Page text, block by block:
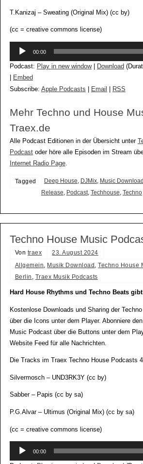
T.Kanizaj – Sweating (Original Mix) (cc by)
(cc = creative commons license)
Audio-
00:00
Podcast: Play in new window| Download
Embed
Subscribe: Apple Podcasts Email RSS
Mehr Techno und House
Traex.de
Alle Podcast Editionen in der Übersicht unter
Podcastoder höre alle Episoden im Stream
Internet Radio Page.
Tagged Deep House, DJMix, Music Download
Release, Podcast, Techhouse, Techno
Techno House Music
Von traex
23. August 2024
Allgemein, Musik Download ,Techno House
Berlin , Traex Musik Podcasts
Hard House Rhythms und Techno Beats
Kostenlose Downloads und Sharing der
über die Icons unter dem Player. Abonniere
Music Podcast über die Buttons unter dem
Website Feed für alle Nachrichten.
Die Tracks im Traex Techno House Podcasts
Silvermosch – UND3RK3Y (cc by)
Sabber – Papis (cc by sa)
P.G.Alvar – Ultimus (Original Mix) (cc by sa)
(cc = creative commons license)
Audio-
00:00